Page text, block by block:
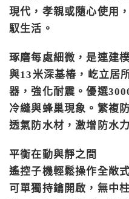
現代，孝親或隨心使用
馭生活。
琢磨每處細微，是連建
與13米深基樁，屹立居
器，強化耐震。優選
冷縫與蜂巢現象。繁複
透氣防水材，激增防水力
平衡在動與靜之間
遙控子機輕鬆操作全敞
可單獨持鑰開啟，無中